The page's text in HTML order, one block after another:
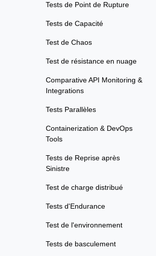
Tests de Point de Rupture
Tests de Capacité
Test de Chaos
Test de résistance en nuage
Comparative API Monitoring &
Integrations
Tests Parallèles
Containerization & DevOps
Tools
Tests de Reprise après
Sinistre
Test de charge distribué
Tests d'Endurance
Test de l'environnement
Tests de basculement